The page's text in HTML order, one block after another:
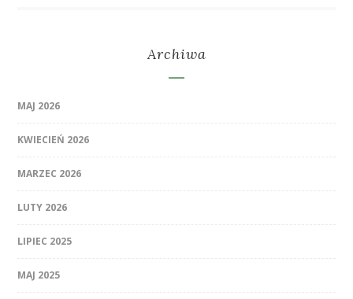
Archiwa
MAJ 2026
KWIECIEŃ 2026
MARZEC 2026
LUTY 2026
LIPIEC 2025
MAJ 2025